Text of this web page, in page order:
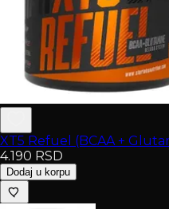
XT5 Refuel (BCAA +
4.190 RSD
Dodaj u korpu